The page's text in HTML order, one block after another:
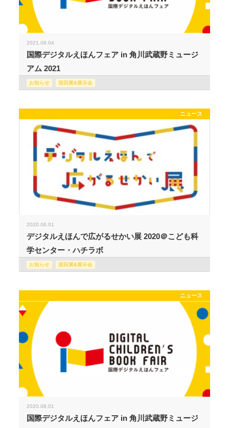
2021.08.04
国際デジタルえほんフェア in 角川武蔵野ミュージ
アム 2021
お知らせ 巡回展&展示会
ニュース
2020.06.01
デジタルえほんで広がるせかい展 2020＠こども科
学センター・ハチラボ
お知らせ 巡回展&展示会
ニュース
2020.08.01
国際デジタルえほんフェア in 角川武蔵野ミュージ